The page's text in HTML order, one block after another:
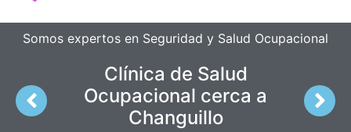
Somos expertos en Seguridad y Salud Ocupacional
Clínica de Salud
Ocupacional cerca a
Changuillo